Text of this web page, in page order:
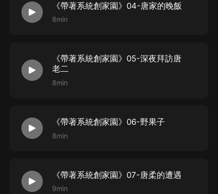
《帶著系統創家園》04-唐家的晚飯
8min
《帶著系統創家園》05-深夜拜訪唐
老二
8min
《帶著系統創家園》06-野果子
8min
《帶著系統創家園》07-唐柔的遭遇
9min